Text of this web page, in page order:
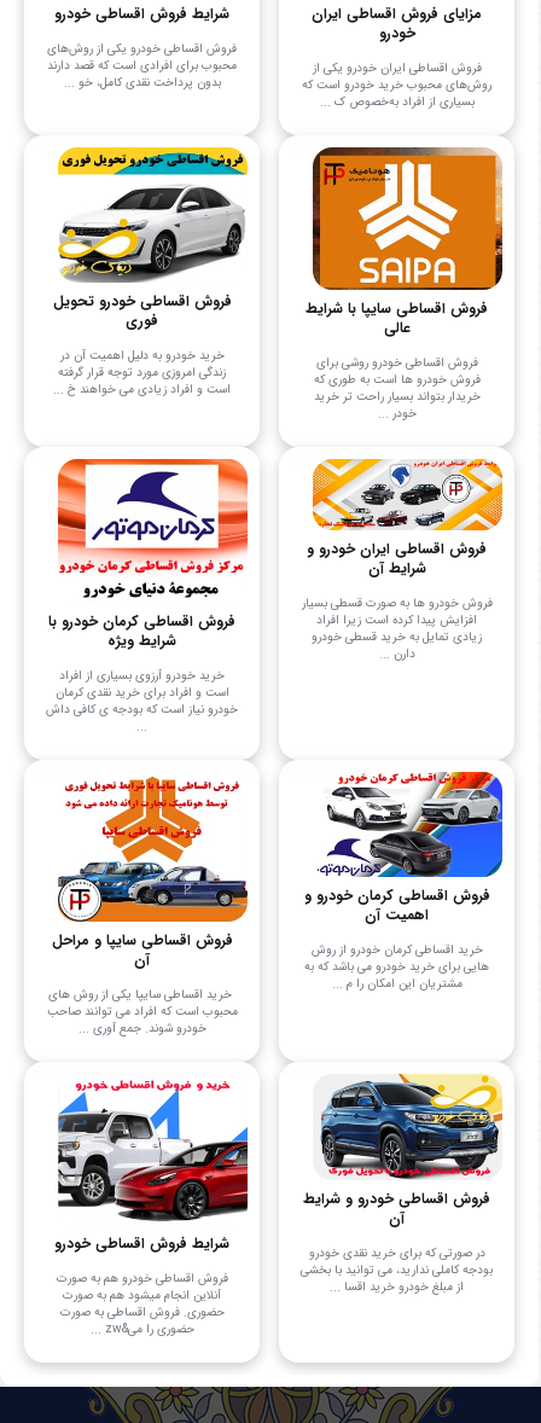
مزایای فروش اقساطی ایران
خودرو
فروش اقساطی ایران خودرو یکی از
روش‌های محبوب خرید خودرو است که
بسیاری از افراد به‌خصوص ک ...
شرایط فروش اقساطی خودرو
فروش اقساطی خودرو یکی از روش‌های
محبوب برای افرادی است که قصد دارند
بدون پرداخت نقدی کامل، خو ...
فروش اقساطی سایپا با شرایط
عالی
فروش اقساطی خودرو روشی برای
فروش خودرو ها است به طوری که
خریدار بتواند بسیار راحت ‌تر خرید
خودر ...
فروش اقساطی خودرو تحویل
فوری
خرید خودرو به دلیل اهمیت آن در
زندگی امروزی مورد توجه قرار گرفته
است و افراد زیادی می‌ خواهند خ ...
فروش اقساطی ایران خودرو و
شرایط آن
فروش خودرو ها به صورت قسطی بسیار
افزایش پیدا کرده است زیرا افراد
زیادی تمایل به خرید قسطی خودرو
دارن ...
فروش اقساطی کرمان خودرو با
شرایط ویژه
خرید خودرو آرزوی بسیاری از افراد
است و افراد برای خرید نقدی کرمان
خودرو نیاز است که بودجه ی کافی داش
...
فروش اقساطی کرمان خودرو و
اهمیت آن
خرید اقساطی کرمان خودرو از روش‌
هایی برای خرید خودرو می‌ باشد که به
مشتریان این امکان را م ...
فروش اقساطی سایپا و مراحل
آن
خرید اقساطی سایپا یکی از روش‌ های
محبوب است که افراد می توانند صاحب
خودرو شوند. جمع آوری ...
فروش اقساطی خودرو و شرایط
آن
در صورتی که برای خرید نقدی خودرو
بودجه کاملی ندارید، می‌ توانید با بخشی
از مبلغ خودرو خرید اقسا ...
شرایط فروش اقساطی خودرو
فروش اقساطی خودرو هم به صورت
آنلاین انجام میشود هم به صورت
حضوری. فروش اقساطی به صورت
حضوری را می&zw ...